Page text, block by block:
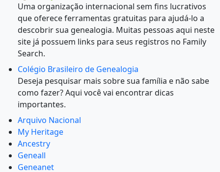
Uma organização internacional sem fins lucrativos
que oferece ferramentas gratuitas para ajudá-lo a
descobrir sua genealogia. Muitas pessoas aqui neste
site já possuem links para seus registros no Family
Search.
Colégio Brasileiro de Genealogia
Deseja pesquisar mais sobre sua família e não sabe
como fazer? Aqui você vai encontrar dicas
importantes.
Arquivo Nacional
My Heritage
Ancestry
Geneall
Geneanet